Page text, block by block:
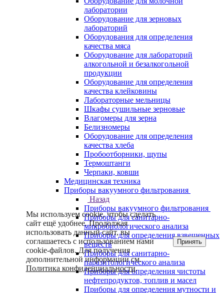
лаборатории
Оборудование для зерновых
лабораторий
Оборудования для определения
качества мяса
Оборудование для лабораторий
алкогольной и безалкогольной
продукции
Оборудование для определения
качества клейковины
Лабораторные мельницы
Шкафы сушильные зерновые
Влагомеры для зерна
Белизномеры
Оборудование для определения
качества хлеба
Пробоотборники, щупы
Термоштанги
Черпаки, ковши
Медицинская техника
Приборы вакуумного фильтрования
Назад
Приборы вакуумного фильтрования
Приборы для санитарно-
микробиологического анализа
Приборы для определения взвешенных
веществ
Приборы для санитарно-
паразитологического анализа
Приборы для определения чистоты
нефтепродуктов, топлив и масел
Приборы для определения мутности и
Мы используем cookie, чтобы сделать
сайт ещё удобнее. Продолжая
использовать данный сайт, вы
соглашаетесь с использованием нами
cookie-файлов. Для получения
дополнительной информации см.
Политика конфиденциальности.
Принять